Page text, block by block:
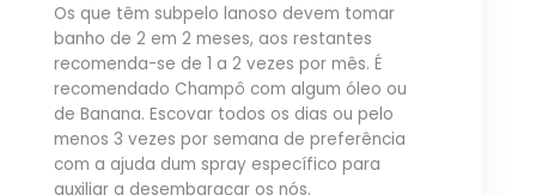
Os que têm subpelo lanoso devem tomar
banho de 2 em 2 meses, aos restantes
recomenda-se de 1 a 2 vezes por mês. É
recomendado Champô com algum óleo ou
de Banana. Escovar todos os dias ou pelo
menos 3 vezes por semana de preferência
com a ajuda dum spray específico para
auxiliar a desembaraçar os nós.